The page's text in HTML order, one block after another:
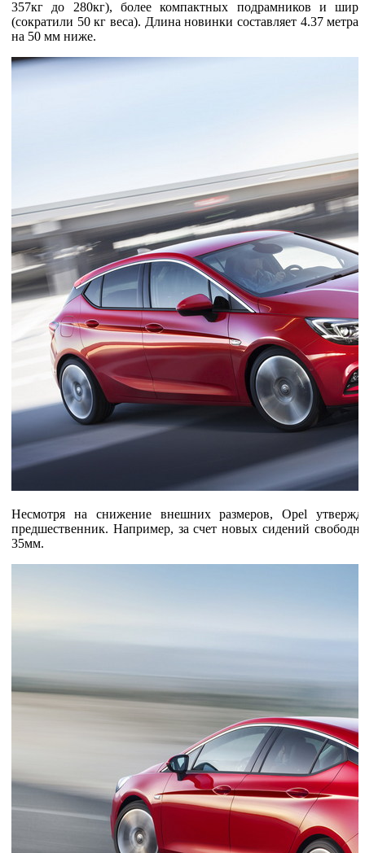
357кг до 280кг), более компактных подрамников и
(сократили 50 кг веса). Длина новинки составляет 4.37
на 50 мм ниже.
Несмотря на снижение внешних размеров, Opel
предшественник. Например, за счет новых сидений
35мм.